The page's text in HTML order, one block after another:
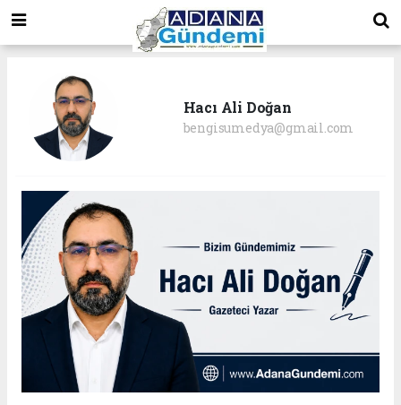
Hacı Ali Doğan
bengisumedya@gmail.com